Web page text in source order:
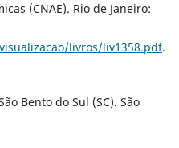
(CNAE). Rio de Janeiro:
livros/liv1358.pdf.
Bento do Sul (SC). São